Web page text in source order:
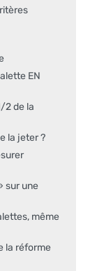
EN
2 de la
la jeter ?
sur une
même
la réforme